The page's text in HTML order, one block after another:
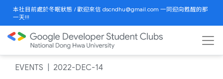
本社目前處於冬眠狀態 / 歡迎來信 dscndhu@gmail.com 一同迎向甦醒的那
一天!!!
EVENTS 2022-DEC-14